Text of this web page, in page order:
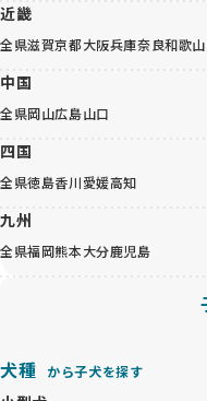
近畿
全県滋賀京都大阪兵庫奈良和歌山
中国
全県岡山広島山口
四国
全県徳島香川愛媛高知
九州
全県福岡熊本大分鹿児島
犬種 から子犬を探す